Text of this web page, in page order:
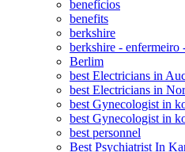
benefícios
benefits
berkshire
berkshire - enfermeiro
Berlim
best Electricians in
best Electricians in
best Gynecologist in
best Gynecologist in
best personnel
Best Psychiatrist In